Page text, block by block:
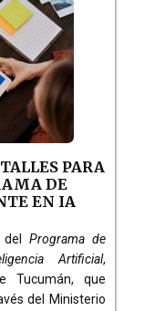
PARA
DE
EN IA
del Programa de
Artificial,
Tucumán, que
del Ministerio